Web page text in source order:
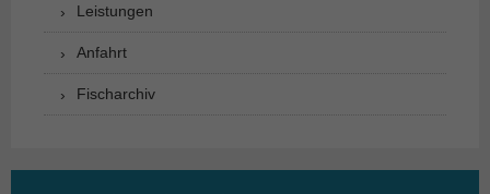
Leistungen
Anfahrt
Fischarchiv